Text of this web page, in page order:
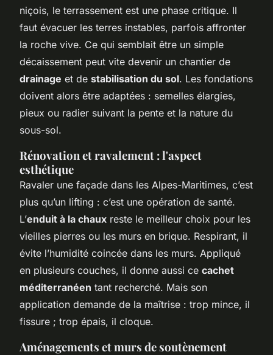
niçois, le terrassement est une phase critique. Il
faut évacuer les terres instables, parfois affronter
la roche vive. Ce qui semblait être un simple
décaissement peut vite devenir un chantier de
drainage et de stabilisation du sol. Les fondations
doivent alors être adaptées : semelles élargies,
pieux ou radier suivant la pente et la nature du
sous-sol.
Rénovation et ravalement : l'aspect
esthétique
Ravaler une façade dans les Alpes-Maritimes, c’est
plus qu’un lifting : c’est une opération de santé.
L’enduit à la chaux reste le meilleur choix pour les
vieilles pierres ou les murs en brique. Respirant, il
évite l’humidité coincée dans les murs. Appliqué
en plusieurs couches, il donne aussi ce cachet
méditerranéen tant recherché. Mais son
application demande de la maîtrise : trop mince, il
fissure ; trop épais, il cloque.
Aménagements et murs de soutènement